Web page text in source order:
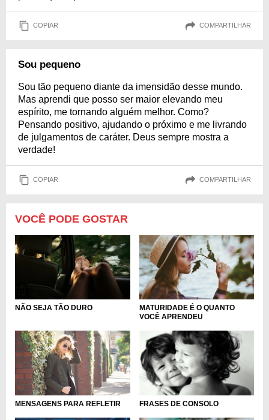
COPIAR COMPARTILHAR
Sou pequeno
Sou tão pequeno diante da imensidão desse mundo.
Mas aprendi que posso ser maior elevando meu
espírito, me tornando alguém melhor. Como?
Pensando positivo, ajudando o próximo e me livrando
de julgamentos de caráter. Deus sempre mostra a
verdade!
COPIAR COMPARTILHAR
VOCÊ PODE GOSTAR
NÃO SEJA TÃO DURO
MATURIDADE É O QUANTO
VOCÊ APRENDEU
MENSAGENS PARA REFLETIR FRASES DE CONSOLO